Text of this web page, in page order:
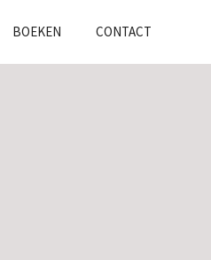
BOEKEN CONTACT